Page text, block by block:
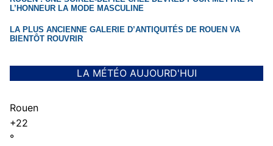
L’HONNEUR LA MODE MASCULINE
LA PLUS ANCIENNE GALERIE D’ANTIQUITÉS DE ROUEN VA
BIENTÔT ROUVRIR
LA MÉTÉO AUJOURD'HUI
Rouen
+22
°